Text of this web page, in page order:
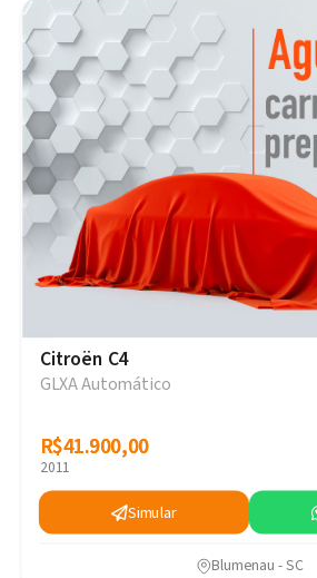
Citroën C4
GLXA Automático
R$41.900,00
R$41.900,00
2011
Simular
Blumenau - SC